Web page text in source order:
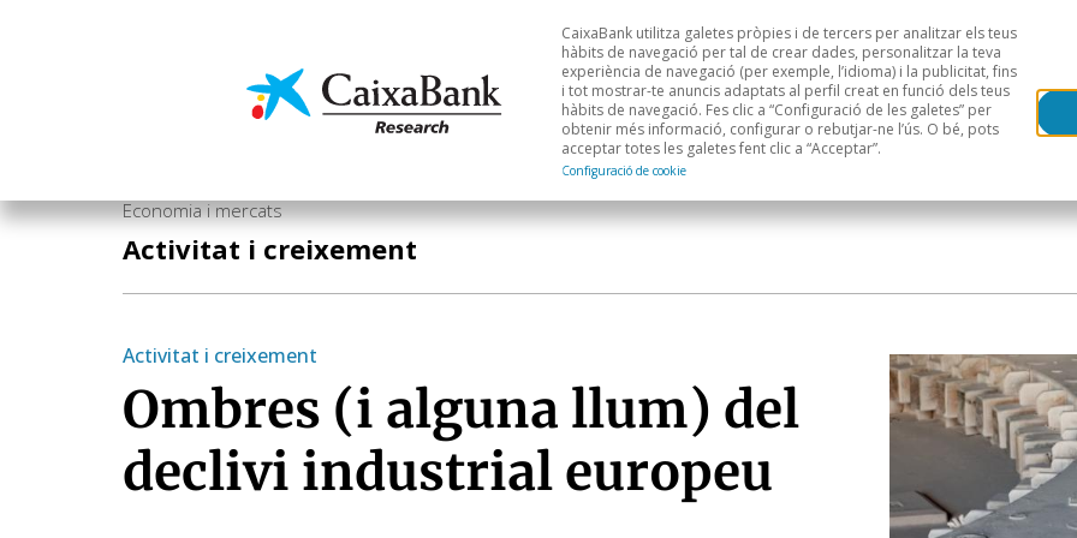
Economia i mercats Anàlisi sectorial Àrees geogràfiques
CaixaBank utilitza galetes pròpies i de tercers per analitzar els teus
hàbits de navegació per tal de crear dades, personalitzar la teva
experiència de navegació (per exemple, l’idioma) i la publicitat, fins
i tot mostrar-te anuncis adaptats al perfil creat en funció dels teus
hàbits de navegació. Fes clic a “Configuració de les galetes” per
obtenir més informació, configurar o rebutjar-ne l’ús. O bé, pots
acceptar totes les galetes fent clic a “Acceptar”.
Configuració de cookie
Economia i mercats
Activitat i creixement
Activitat i creixement
Ombres (i alguna llum) del
declivi industrial europeu